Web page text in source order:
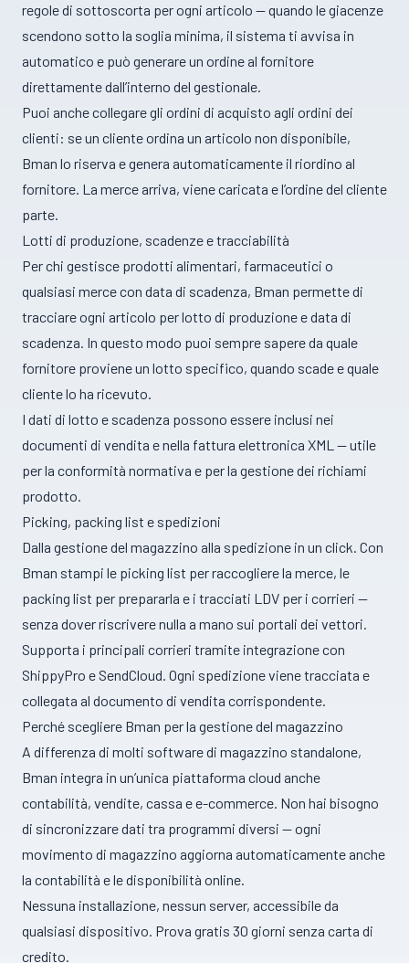
regole di sottoscorta per ogni articolo — quando le giacenze
scendono sotto la soglia minima, il sistema ti avvisa in
automatico e può generare un ordine al fornitore
direttamente dall’interno del gestionale.
Puoi anche collegare gli ordini di acquisto agli ordini dei
clienti: se un cliente ordina un articolo non disponibile,
Bman lo riserva e genera automaticamente il riordino al
fornitore. La merce arriva, viene caricata e l’ordine del cliente
parte.
Lotti di produzione, scadenze e tracciabilità
Per chi gestisce prodotti alimentari, farmaceutici o
qualsiasi merce con data di scadenza, Bman permette di
tracciare ogni articolo per lotto di produzione e data di
scadenza. In questo modo puoi sempre sapere da quale
fornitore proviene un lotto specifico, quando scade e quale
cliente lo ha ricevuto.
I dati di lotto e scadenza possono essere inclusi nei
documenti di vendita e nella fattura elettronica XML — utile
per la conformità normativa e per la gestione dei richiami
prodotto.
Picking, packing list e spedizioni
Dalla gestione del magazzino alla spedizione in un click. Con
Bman stampi le picking list per raccogliere la merce, le
packing list per prepararla e i tracciati LDV per i corrieri —
senza dover riscrivere nulla a mano sui portali dei vettori.
Supporta i principali corrieri tramite integrazione con
ShippyPro e SendCloud. Ogni spedizione viene tracciata e
collegata al documento di vendita corrispondente.
Perché scegliere Bman per la gestione del magazzino
A differenza di molti software di magazzino standalone,
Bman integra in un’unica piattaforma cloud anche
contabilità, vendite, cassa e e-commerce. Non hai bisogno
di sincronizzare dati tra programmi diversi — ogni
movimento di magazzino aggiorna automaticamente anche
la contabilità e le disponibilità online.
Nessuna installazione, nessun server, accessibile da
qualsiasi dispositivo. Prova gratis 30 giorni senza carta di
credito.